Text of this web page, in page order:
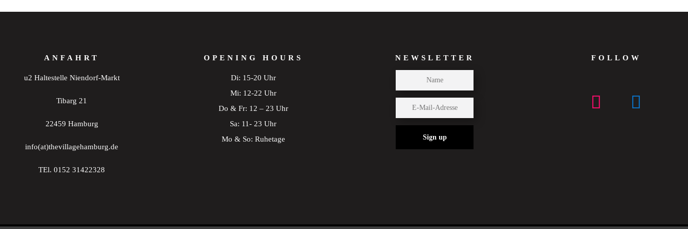
ANFAHRT
u2 Haltestelle Niendorf-Markt
Tibarg 21
22459 Hamburg
info(at)thevillagehamburg.de
TEl. 0152 31422328
OPENING HOURS
Di: 15-20 Uhr
Mi: 12-22 Uhr
Do & Fr: 12 – 23 Uhr
Sa: 11- 23 Uhr
Mo & So: Ruhetage
NEWSLETTER
Sign up
FOLLOW